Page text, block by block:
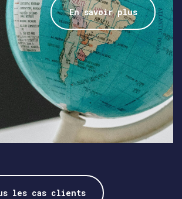
En savoir plus
les cas clients